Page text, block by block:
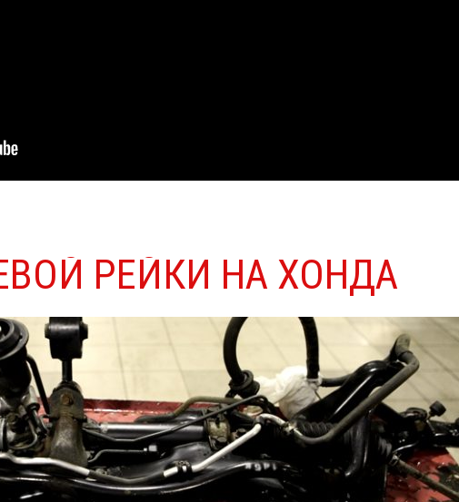
РЕЙКИ НА ХОНДА